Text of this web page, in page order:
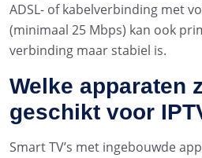
ADSL- of kabelverbinding met
(minimaal 25 Mbps) kan ook
verbinding maar stabiel is.
Welke apparaten
geschikt voor
Smart TV’s met ingebouwde